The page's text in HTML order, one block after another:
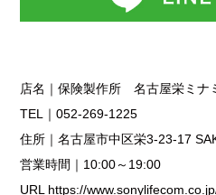
店名｜保険製作所 名古屋栄ミナ
TEL｜052-269-1225
住所｜名古屋市中区栄3-23-17
営業時間｜10:00～19:00
URL https://